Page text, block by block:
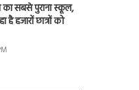
सबसे पुराना स्कूल,
हजारों छात्रों को